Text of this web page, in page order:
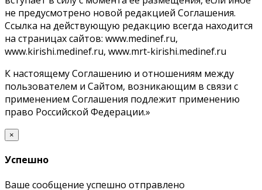
не предусмотрено новой редакцией Соглашения.
Ссылка на действующую редакцию всегда находится
на страницах сайтов: www.medinef.ru,
www.kirishi.medinef.ru, www.mrt-kirishi.medinef.ru
К настоящему Соглашению и отношениям между
пользователем и Сайтом, возникающим в связи с
применением Соглашения подлежит применению
право Российской Федерации.»
×
Успешно
Ваше сообщение успешно отправлено